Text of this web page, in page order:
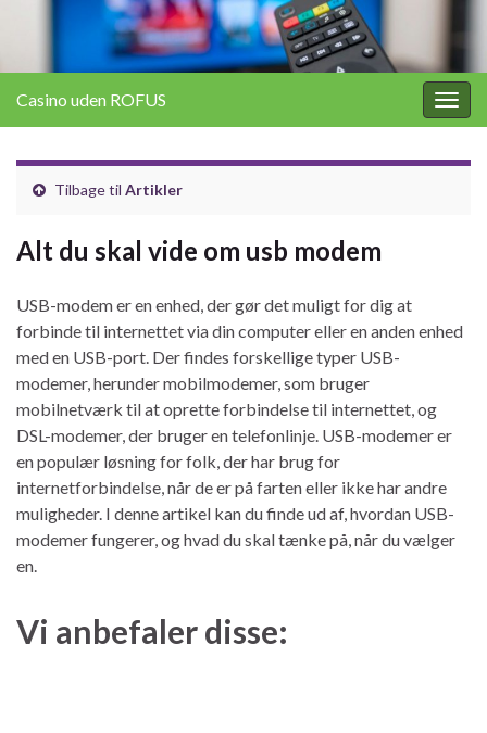
Casino uden ROFUS
Tilbage til Artikler
Alt du skal vide om usb modem
USB-modem er en enhed, der gør det muligt for dig at
forbinde til internettet via din computer eller en anden enhed
med en USB-port. Der findes forskellige typer USB-
modemer, herunder mobilmodemer, som bruger
mobilnetværk til at oprette forbindelse til internettet, og
DSL-modemer, der bruger en telefonlinje. USB-modemer er
en populær løsning for folk, der har brug for
internetforbindelse, når de er på farten eller ikke har andre
muligheder. I denne artikel kan du finde ud af, hvordan USB-
modemer fungerer, og hvad du skal tænke på, når du vælger
en.
Vi anbefaler disse: